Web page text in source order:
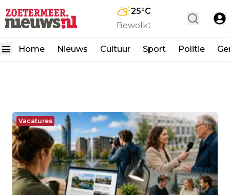
25°C
Bewolkt
Home Nieuws Cultuur Sport Politie
Vacatures